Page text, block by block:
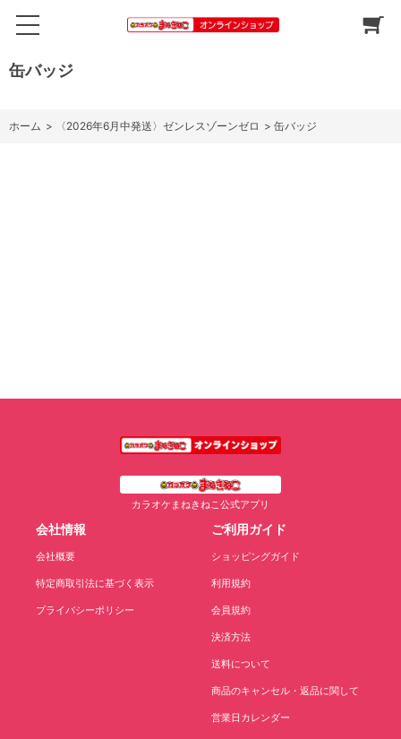
缶バッジ
ホーム > 〈2026年6月中発送〉ゼンレスゾーンゼロ > 缶バッジ
カラオケまねきねこ公式アプリ
会社情報
会社概要
特定商取引法に基づく表示
プライバシーポリシー
ご利用ガイド
ショッピングガイド
利用規約
会員規約
決済方法
送料について
商品のキャンセル・返品に関して
営業日カレンダー